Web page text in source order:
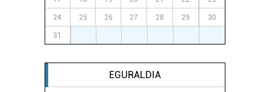
24 25 26 27 28 29 30
31
EGURALDIA